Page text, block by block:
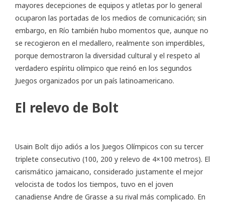
mayores decepciones de equipos y atletas por lo general
ocuparon las portadas de los medios de comunicación; sin
embargo, en Río también hubo momentos que, aunque no
se recogieron en el medallero, realmente son imperdibles,
porque demostraron la diversidad cultural y el respeto al
verdadero espíritu olímpico que reinó en los segundos
Juegos organizados por un país latinoamericano.
El relevo de Bolt
Usain Bolt dijo adiós a los Juegos Olímpicos con su tercer
triplete consecutivo (100, 200 y relevo de 4×100 metros). El
carismático jamaicano, considerado justamente el mejor
velocista de todos los tiempos, tuvo en el joven
canadiense Andre de Grasse a su rival más complicado. En